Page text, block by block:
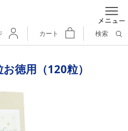
カート 検索
徳用（120粒）